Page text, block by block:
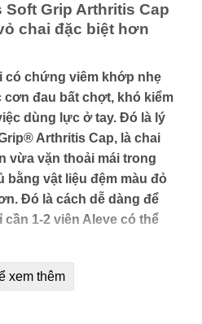
Soft Grip Arthritis Cap
chai đặc biệt hơn
chứng viêm khớp nhẹ
đau bất chợt, khó kiểm
dùng lực ở tay. Đó là lý
Arthritis Cap, là chai
vừa vặn thoải mái trong
bằng vật liệu đệm màu đỏ
Đó là cách dễ dàng để
1-2 viên Aleve có thể
đau cả ngày. Mỗi viên có
xem thêm